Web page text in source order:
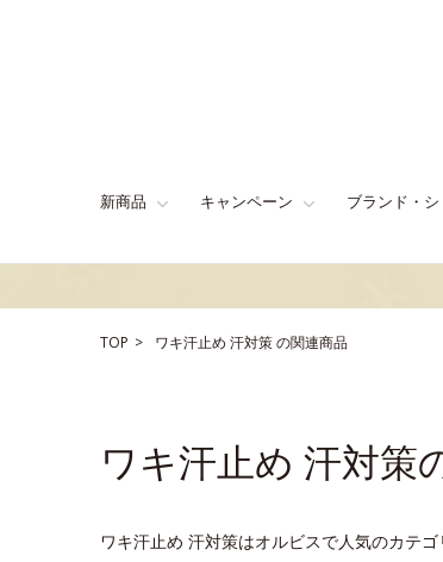
新商品 キャンペーン ブランド・
TOP ワキ汗止め 汗対策の関連商品
ワキ汗止め 汗対策
ワキ汗止め 汗対策はオルビスで人気のカテ